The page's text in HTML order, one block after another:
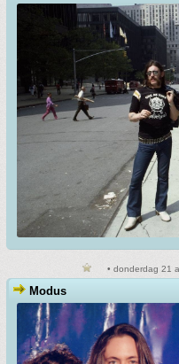
• donderdag 21
Modus